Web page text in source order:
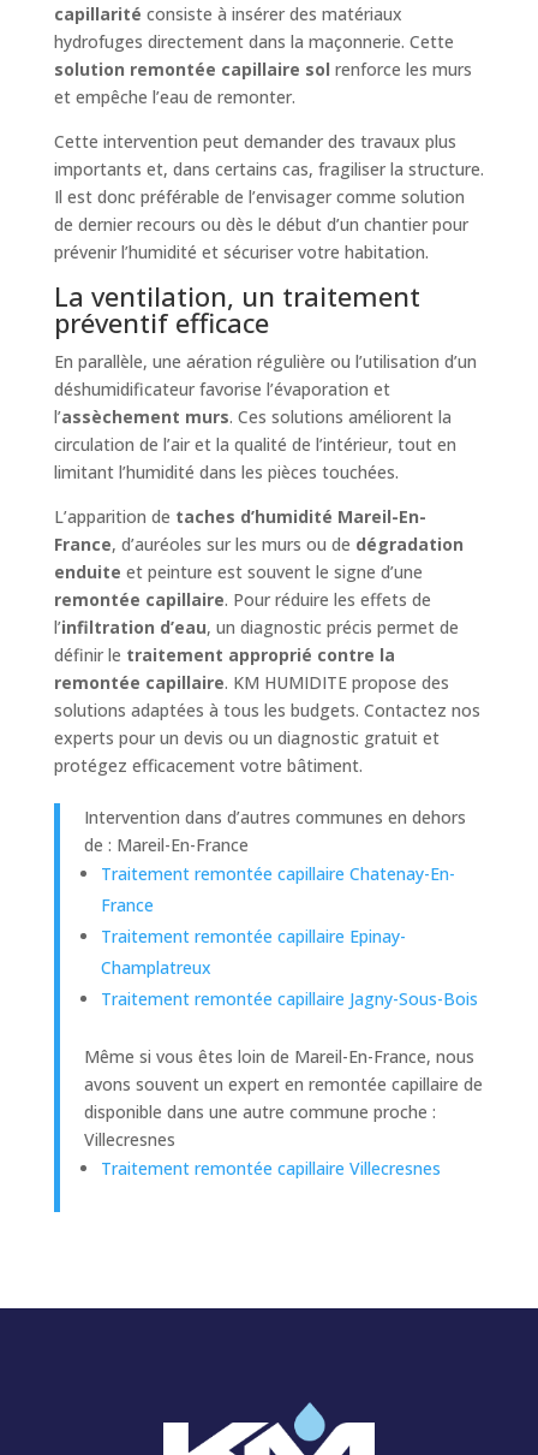
capillarité consiste à insérer des matériaux
hydrofuges directement dans la maçonnerie. Cette
solution remontée capillaire sol renforce les murs
et empêche l’eau de remonter.
Cette intervention peut demander des travaux plus
importants et, dans certains cas, fragiliser la structure.
Il est donc préférable de l’envisager comme solution
de dernier recours ou dès le début d’un chantier pour
prévenir l’humidité et sécuriser votre habitation.
La ventilation, un traitement
préventif efficace
En parallèle, une aération régulière ou l’utilisation d’un
déshumidificateur favorise l’évaporation et
l’assèchement murs. Ces solutions améliorent la
circulation de l’air et la qualité de l’intérieur, tout en
limitant l’humidité dans les pièces touchées.
L’apparition de taches d’humidité Mareil-En-
France, d’auréoles sur les murs ou de dégradation
enduite et peinture est souvent le signe d’une
remontée capillaire. Pour réduire les effets de
l’infiltration d’eau, un diagnostic précis permet de
définir le traitement approprié contre la
remontée capillaire. KM HUMIDITE propose des
solutions adaptées à tous les budgets. Contactez nos
experts pour un devis ou un diagnostic gratuit et
protégez efficacement votre bâtiment.
Intervention dans d’autres communes en dehors
de : Mareil-En-France
Traitement remontée capillaire Chatenay-En-
France
Traitement remontée capillaire Epinay-
Champlatreux
Traitement remontée capillaire Jagny-Sous-Bois
Même si vous êtes loin de Mareil-En-France, nous
avons souvent un expert en remontée capillaire de
disponible dans une autre commune proche :
Villecresnes
Traitement remontée capillaire Villecresnes